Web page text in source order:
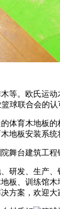
等。欧氏运
球联合会的认
育木地板
地板安装系统
台建筑工
研发、生产
、训练馆
方案，欢迎大